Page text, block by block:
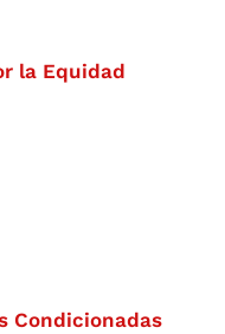
la Equidad
Condicionadas